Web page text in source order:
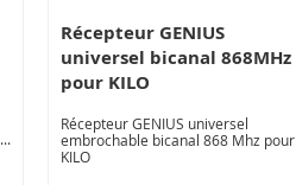
Récepteur GENIUS
universel bicanal 868MHz
pour KILO
Récepteur GENIUS universel
embrochable bicanal 868 Mhz pour
KILO